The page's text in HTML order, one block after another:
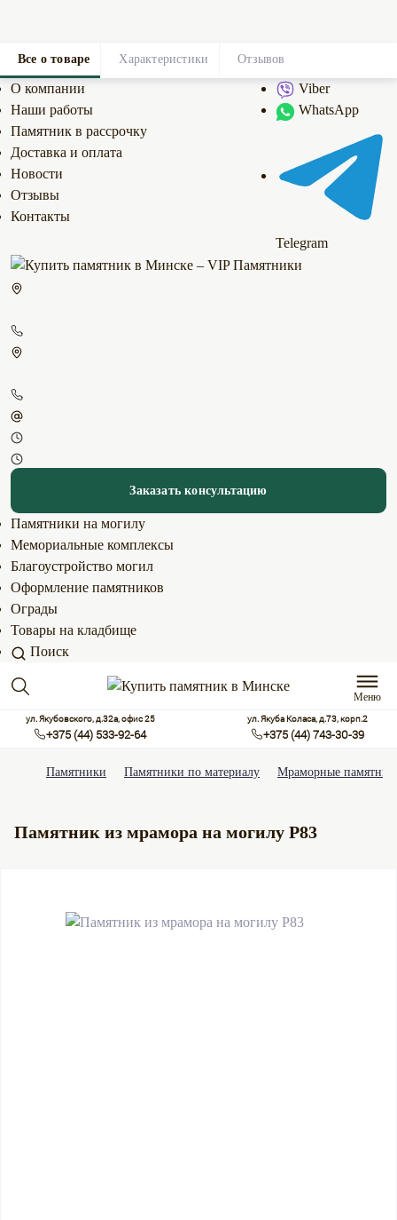
О компании
Наши работы
Памятник в рассрочку
Доставка и оплата
Новости
Отзывы
Контакты
Viber
WhatsApp
Telegram
Заказать консультацию
Памятники на могилу
Мемориальные комплексы
Благоустройство могил
Оформление памятников
Ограды
Товары на кладбище
Поиск
Меню
ул. Якубовского, д.32а, офис 25
+375 (44) 533-92-64
ул. Якуба Коласа, д.73, корп.2
+375 (44) 743-30-39
Памятники Памятники по материалу Мраморные
Памятник из мрамора на могилу Р83
Все о товаре Характеристики Отзывов